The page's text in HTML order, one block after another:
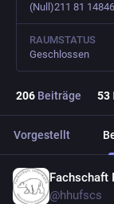
(Null)211 81 14846
RAUMSTATUS
Geschlossen
206 Beiträge 53
Vorgestellt
Fachschaft
@hhufscs